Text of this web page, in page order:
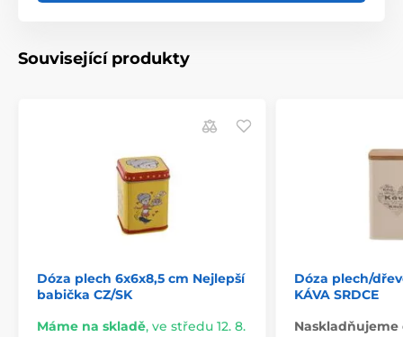
Související produkty
Dóza plech 6x6x8,5 cm Nejlepší
babička CZ/SK
Máme na skladě, ve středu 12. 8.
Dóza plech/
KÁVA SRDCE
Naskladňujeme